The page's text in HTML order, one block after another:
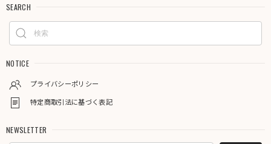
SEARCH
NOTICE
プライバシーポリシー
特定商取引法に基づく表記
NEWSLETTER